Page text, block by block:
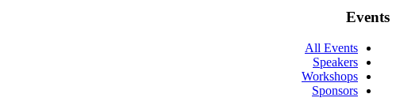
Events
All Events
Speakers
Workshops
Sponsors